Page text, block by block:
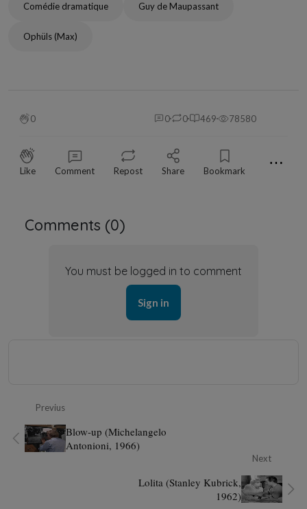
Comédie dramatique Guy de Maupassant
Ophüls (Max)
0 0 0 469 78580
Like Comment Repost Share Bookmark ⋯
Comments (0)
You must be logged in to comment
Sign in
Previus
Blow-up (Michelangelo
Antonioni, 1966)
Next
Lolita (Stanley Kubrick,
1962)